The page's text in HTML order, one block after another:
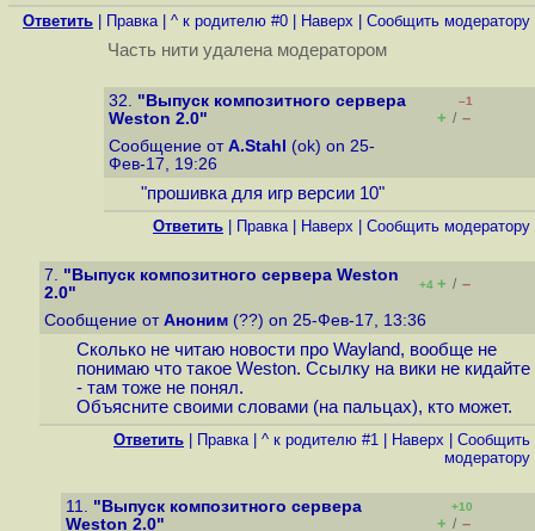
Ответить Правка| ^ к родителю #0 Наверх Cообщить модератору
Часть нити удалена модератором
32. "Выпуск композитного сервера
Weston 2.0"
–1
+ / –
Сообщение от A.Stahl
(ok) on 25-
Фев-17, 19:26
"прошивка для игр версии 10"
Ответить Правка| Наверх Cообщить модератору
7. "Выпуск композитного сервера Weston
2.0"
+4 + / –
Сообщение от Аноним (??) on 25-Фев-17, 13:36
Сколько не читаю новости про Wayland, вообще не
понимаю что такое Weston. Ссылку на вики не кидайте
- там тоже не понял.
Объясните своими словами (на пальцах), кто может.
Ответить Правка| ^ к родителю #1 Наверх
Cообщить
модератору
11. "Выпуск композитного сервера
Weston 2.0"
+10
+ / –